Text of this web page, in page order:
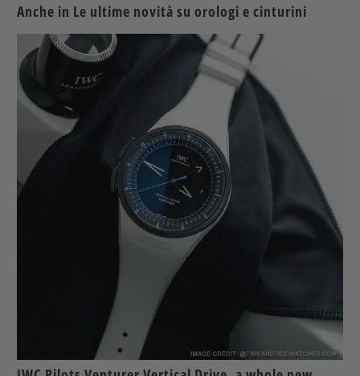
Anche in Le ultime novità su orologi e cinturini